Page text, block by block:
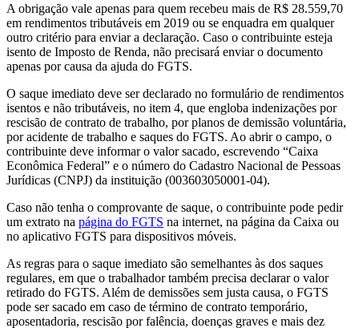
A obrigação vale apenas para quem recebeu mais de R$ 28.559,70
em rendimentos tributáveis em 2019 ou se enquadra em qualquer
outro critério para enviar a declaração. Caso o contribuinte esteja
isento de Imposto de Renda, não precisará enviar o documento
apenas por causa da ajuda do FGTS.
O saque imediato deve ser declarado no formulário de rendimentos
isentos e não tributáveis, no item 4, que engloba indenizações por
rescisão de contrato de trabalho, por planos de demissão voluntária,
por acidente de trabalho e saques do FGTS. Ao abrir o campo, o
contribuinte deve informar o valor sacado, escrevendo “Caixa
Econômica Federal” e o número do Cadastro Nacional de Pessoas
Jurídicas (CNPJ) da instituição (003603050001-04).
Caso não tenha o comprovante de saque, o contribuinte pode pedir
um extrato na página do FGTS na internet, na página da Caixa ou
no aplicativo FGTS para dispositivos móveis.
As regras para o saque imediato são semelhantes às dos saques
regulares, em que o trabalhador também precisa declarar o valor
retirado do FGTS. Além de demissões sem justa causa, o FGTS
pode ser sacado em caso de término de contrato temporário,
aposentadoria, rescisão por falência, doenças graves e mais dez